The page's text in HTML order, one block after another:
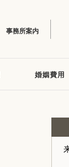
事務所案内
婚姻費用